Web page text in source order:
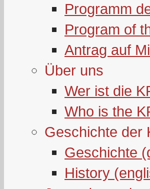
Programm
Program of
Antrag auf
Über uns
Wer ist die
Who is the
Geschichte der
Geschichte
History